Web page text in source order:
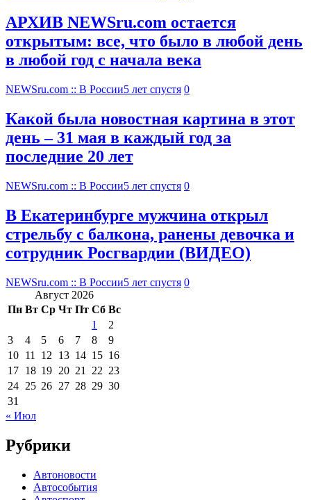
АРХИВ NEWSru.com остается
открытым: все, что было в любой день
в любой год с начала века
NEWSru.com :: В России5 лет спустя 0
Какой была новостная картина в этот
день – 31 мая в каждый год за
последние 20 лет
NEWSru.com :: В России5 лет спустя 0
В Екатеринбурге мужчина открыл
стрельбу с балкона, ранены девочка и
сотрудник Росгвардии (ВИДЕО)
NEWSru.com :: В России5 лет спустя 0
Август 2026
Пн Вт Ср Чт Пт Сб Вс
1
2
3
4 5 6 7 8
9
10 11 12 13 14 15 16
17 18 19 20 21 22 23
24 25 26 27 28 29 30
31
« Июл
Рубрики
Автоновости
Автособытия